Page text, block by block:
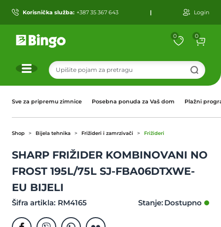
Korisnička služba: +387 35 367 643 | Login
0 0
Sve za pripremu zimnice Posebna ponuda za Vaš dom Plažni
Shop Bijela tehnika Frižideri i zamrzivači Frižideri
SHARP FRIŽIDER KOMBINOVANI NO
FROST 195L/75L SJ-FBA06DTXWE-
EU BIJELI
Šifra artikla: RM4165 Stanje: